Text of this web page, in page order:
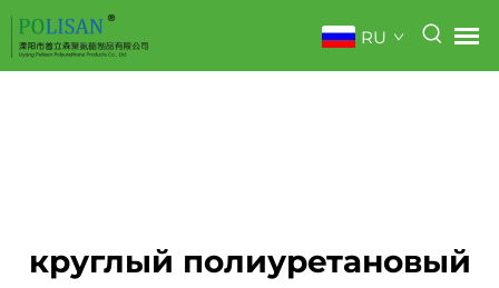
RU
круглый полиуретановый